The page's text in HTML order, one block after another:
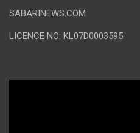
SABARINEWS.COM
LICENCE NO: KL07D0003595